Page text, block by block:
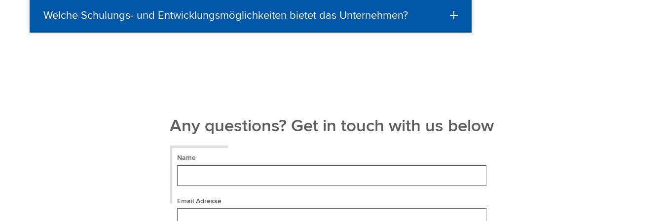
Welche Schulungs- und Entwicklungsmöglichkeiten bietet das Unternehmen?
Any questions? Get in touch with us below
Name
Email Adresse